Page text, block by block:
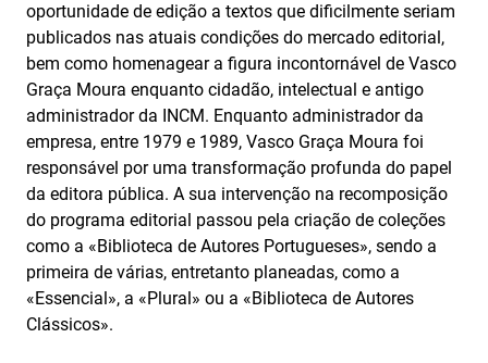
oportunidade de edição a textos que dificilmente seriam
publicados nas atuais condições do mercado editorial,
bem como homenagear a figura incontornável de Vasco
Graça Moura enquanto cidadão, intelectual e antigo
administrador da INCM. Enquanto administrador da
empresa, entre 1979 e 1989, Vasco Graça Moura foi
responsável por uma transformação profunda do papel
da editora pública. A sua intervenção na recomposição
do programa editorial passou pela criação de coleções
como a «Biblioteca de Autores Portugueses», sendo a
primeira de várias, entretanto planeadas, como a
«Essencial», a «Plural» ou a «Biblioteca de Autores
Clássicos».